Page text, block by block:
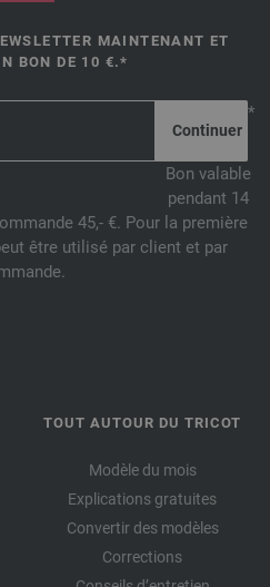
MAINTENANT ET
BON DE 10 €.*
*
Bon valable
pendant 14
45,- €. Pour la première
être utilisé par client et par
TOUT AUTOUR DU TRICOT
Modèle du mois
Explications gratuites
Convertir des modèles
Corrections